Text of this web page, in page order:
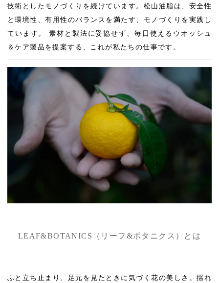
技術としたモノづくりを続けています。松山油脂は、安全性
と環境性、有用性のバランスを満たす、モノづくりを実践し
ています。 素材と製法に妥協せず、毎日使えるウオッシュ
＆ケア製品を提案する、これが私たちの仕事です。
LEAF&BOTANICS（リーフ&ボタニクス）とは
ふと立ち止まり、足元を見たときに気づく花の美しさ。揺れ